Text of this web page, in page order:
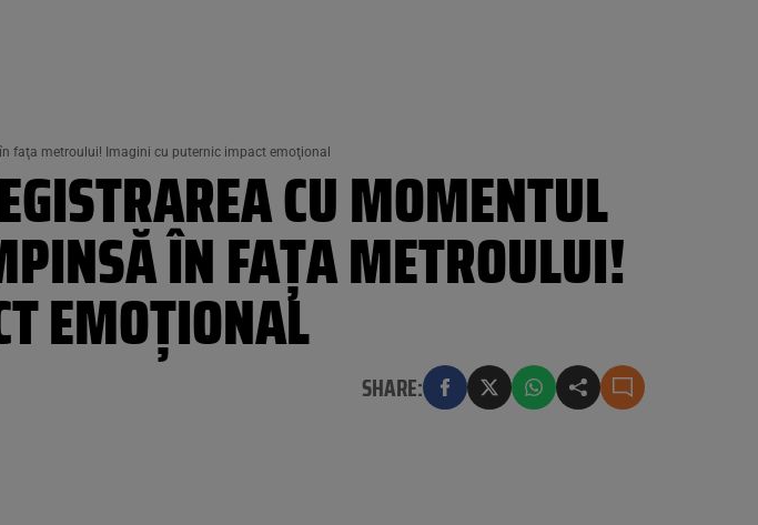
faţa metroului! Imagini cu puternic impact emoţional
CU MOMENTUL
ÎN FAŢA METROULUI!
EMOŢIONAL
SHARE: